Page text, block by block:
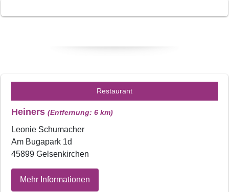
Restaurant
Heiners (Entfernung: 6 km)
Leonie Schumacher
Am Bugapark 1d
45899 Gelsenkirchen
Mehr Informationen